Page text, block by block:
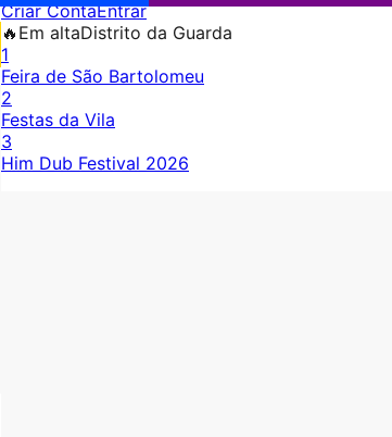
Criar ContaEntrar
🔥 Em altaDistrito da Guarda
1
Feira de São Bartolomeu
2
Festas da Vila
3
Him Dub Festival 2026